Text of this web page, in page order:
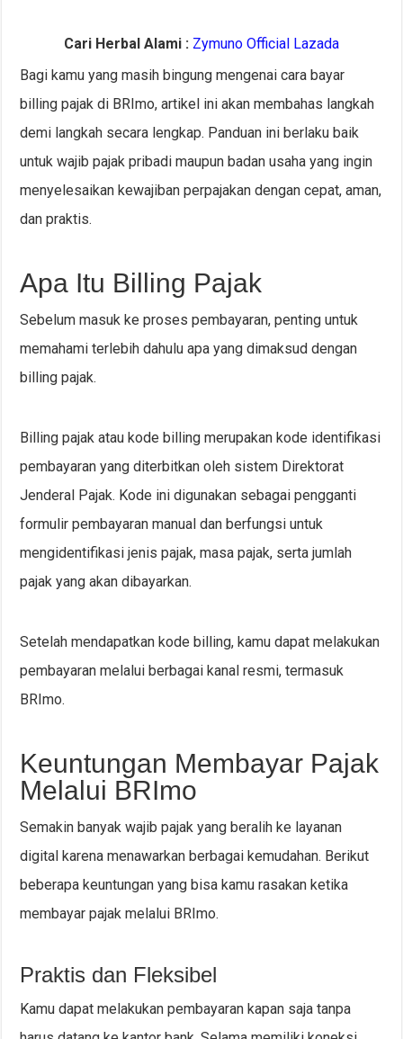
Cari Herbal Alami : Zymuno Official Lazada
Bagi kamu yang masih bingung mengenai cara bayar
billing pajak di BRImo, artikel ini akan membahas langkah
demi langkah secara lengkap. Panduan ini berlaku baik
untuk wajib pajak pribadi maupun badan usaha yang ingin
menyelesaikan kewajiban perpajakan dengan cepat, aman,
dan praktis.
Apa Itu Billing Pajak
Sebelum masuk ke proses pembayaran, penting untuk
memahami terlebih dahulu apa yang dimaksud dengan
billing pajak.
Billing pajak atau kode billing merupakan kode identifikasi
pembayaran yang diterbitkan oleh sistem Direktorat
Jenderal Pajak. Kode ini digunakan sebagai pengganti
formulir pembayaran manual dan berfungsi untuk
mengidentifikasi jenis pajak, masa pajak, serta jumlah
pajak yang akan dibayarkan.
Setelah mendapatkan kode billing, kamu dapat melakukan
pembayaran melalui berbagai kanal resmi, termasuk
BRImo.
Keuntungan Membayar Pajak
Melalui BRImo
Semakin banyak wajib pajak yang beralih ke layanan
digital karena menawarkan berbagai kemudahan. Berikut
beberapa keuntungan yang bisa kamu rasakan ketika
membayar pajak melalui BRImo.
Praktis dan Fleksibel
Kamu dapat melakukan pembayaran kapan saja tanpa